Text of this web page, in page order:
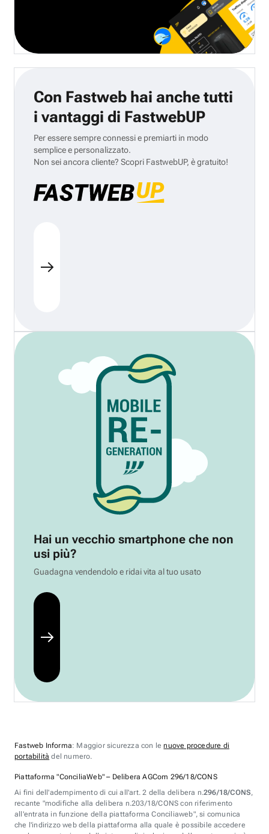
Con Fastweb hai anche tutti
i vantaggi di FastwebUP
Per essere sempre connessi e premiarti in modo
semplice e personalizzato.
Non sei ancora cliente? Scopri FastwebUP, è gratuito!
Hai un vecchio smartphone che non
usi più?
Guadagna vendendolo e ridai vita al tuo usato
Fastweb Informa: Maggior sicurezza con lenuove procedure di
portabilità del numero.
Piattaforma "ConciliaWeb" – Delibera AGCom 296/18/CONS
Ai fini dell'adempimento di cui all'art. 2 della delibera n.296/18/CONS,
recante "modifiche alla delibera n.203/18/CONS con riferimento
all'entrata in funzione della piattaforma Conciliaweb", si comunica
che l'indirizzo web della piattaforma alla quale è possibile accedere